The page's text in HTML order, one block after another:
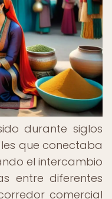
durante siglos
que conectaba
el intercambio
entre diferentes
comercial